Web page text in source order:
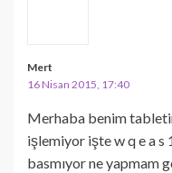
Mert
16 Nisan 2015, 17:40
Merhaba benim
işlemiyor işte w q e a s
basmıyor ne yapmam